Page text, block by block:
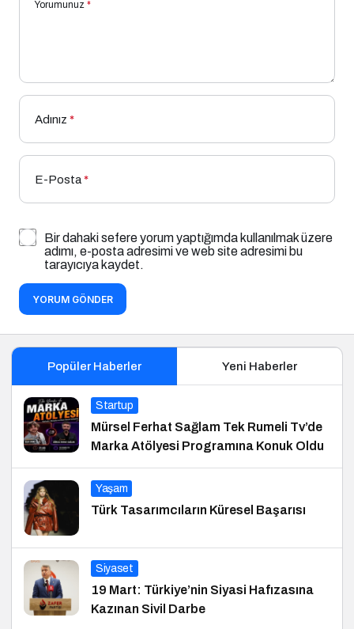
Yorumunuz *
Adınız *
E-Posta*
Bir dahaki sefere yorum yaptığımda kullanılmak üzere
adımı, e-posta adresimi ve web site adresimi bu
tarayıcıya kaydet.
YORUM GÖNDER
Popüler Haberler Yeni Haberler
Startup
Mürsel Ferhat Sağlam Tek Rumeli Tv’de
Marka Atölyesi Programına Konuk Oldu
Yaşam
Türk Tasarımcıların Küresel Başarısı
Siyaset
19 Mart: Türkiye’nin Siyasi Hafızasına
Kazınan Sivil Darbe